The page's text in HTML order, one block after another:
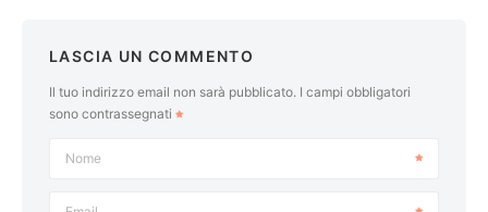
LASCIA UN COMMENTO
Il tuo indirizzo email non sarà pubblicato. I campi obbligatori
sono contrassegnati
Nome